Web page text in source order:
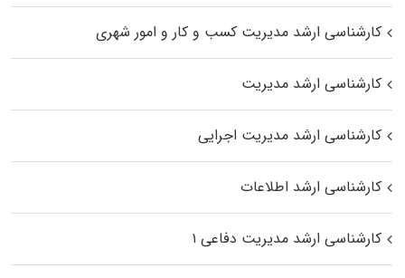
کارشناسی ارشد مدیریت کسب و کار و امور شهری
کارشناسی ارشد مدیریت
کارشناسی ارشد مدیریت اجرایی
کارشناسی ارشد اطلاعات
کارشناسی ارشد مدیریت دفاعی ۱